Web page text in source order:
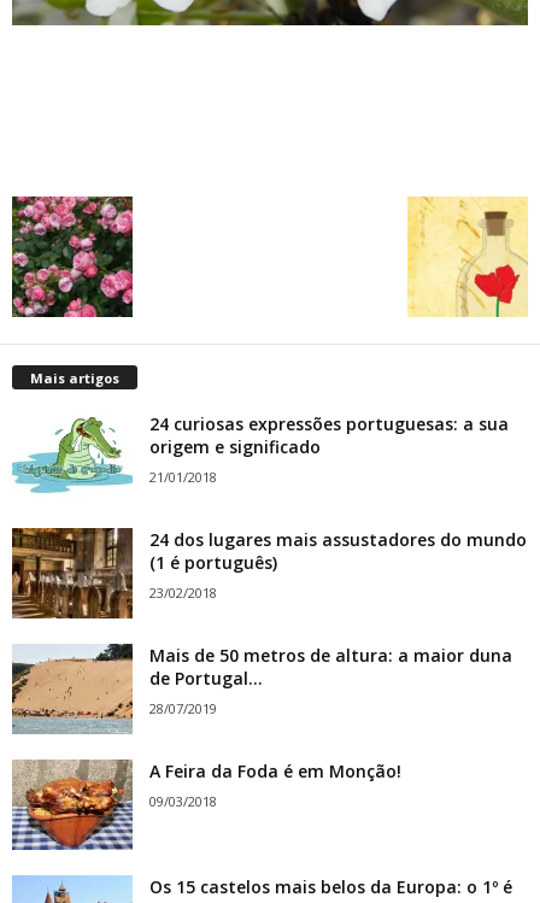
Mais artigos
24 curiosas expressões portuguesas: a sua
origem e significado
21/01/2018
24 dos lugares mais assustadores do mundo
(1 é português)
23/02/2018
Mais de 50 metros de altura: a maior duna
de Portugal...
28/07/2019
A Feira da Foda é em Monção!
09/03/2018
Os 15 castelos mais belos da Europa: o 1º é